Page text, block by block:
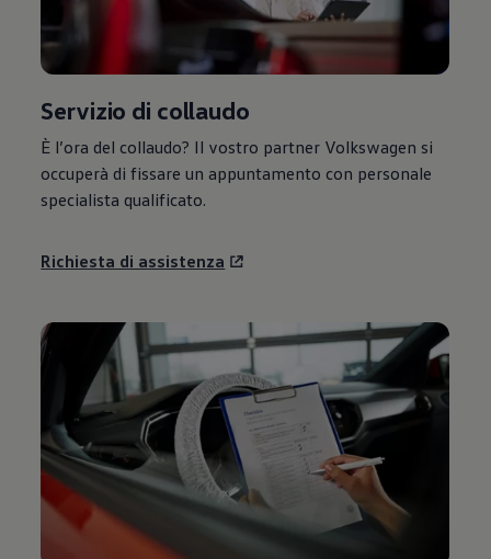
Servizio di collaudo
È l’ora del collaudo? Il vostro partner Volkswagen si
occuperà di fissare un appuntamento con personale
specialista qualificato.
Richiesta di assistenza